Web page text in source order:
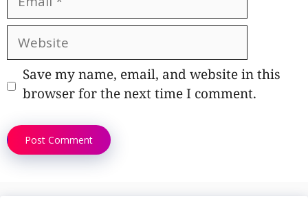
Website
Save my name, email, and website in this
browser for the next time I comment.